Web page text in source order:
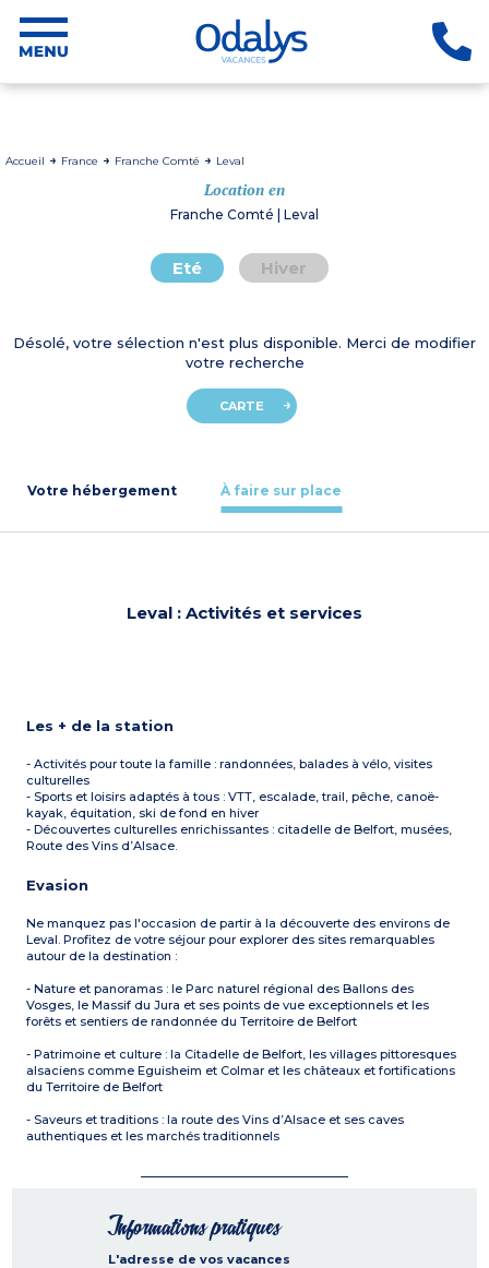
Accueil France Franche Comté Leval
Location en
Franche Comté | Leval
Eté Hiver
Désolé, votre sélection n'est plus disponible. Merci de modifier
votre recherche
CARTE
Votre hébergement À faire sur place
Leval : Activités et services
Les + de la station
- Activités pour toute la famille : randonnées, balades à vélo, visites
culturelles
- Sports et loisirs adaptés à tous : VTT, escalade, trail, pêche, canoë-
kayak, équitation, ski de fond en hiver
- Découvertes culturelles enrichissantes : citadelle de Belfort, musées,
Route des Vins d’Alsace.
Evasion
Ne manquez pas l'occasion de partir à la découverte des environs de
Leval. Profitez de votre séjour pour explorer des sites remarquables
autour de la destination :
- Nature et panoramas : le Parc naturel régional des Ballons des
Vosges, le Massif du Jura et ses points de vue exceptionnels et les
forêts et sentiers de randonnée du Territoire de Belfort
- Patrimoine et culture : la Citadelle de Belfort, les villages pittoresques
alsaciens comme Eguisheim et Colmar et les châteaux et fortifications
du Territoire de Belfort
- Saveurs et traditions : la route des Vins d’Alsace et ses caves
authentiques et les marchés traditionnels
Informations pratiques
L'adresse de vos vacances